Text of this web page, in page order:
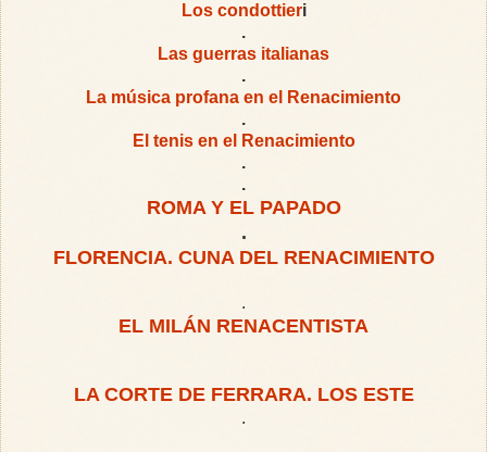
Los condottieri
.
Las guerras italianas
.
La música profana en el Renacimiento
.
El tenis en el Renacimiento
.
.
ROMA Y EL PAPADO
.
FLORENCIA. CUNA DEL RENACIMIENTO
.
EL MILÁN RENACENTISTA
LA CORTE DE FERRARA. LOS ESTE
.